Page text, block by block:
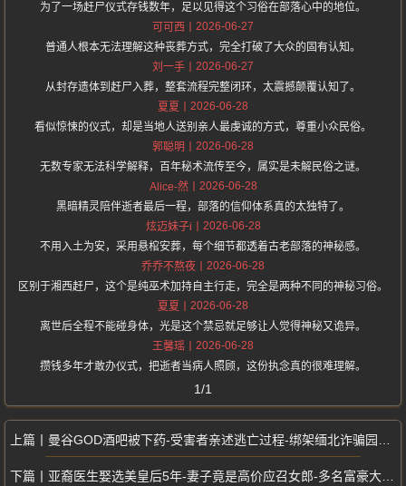
为了一场赶尸仪式存钱数年，足以见得这个习俗在部落心中的地位。
可可西
2026-06-27
普通人根本无法理解这种丧葬方式，完全打破了大众的固有认知。
刘一手
2026-06-27
从封存遗体到赶尸入葬，整套流程完整闭环，太震撼颠覆认知了。
夏夏
2026-06-28
看似惊悚的仪式，却是当地人送别亲人最虔诚的方式，尊重小众民俗。
郭聪明
2026-06-28
无数专家无法科学解释，百年秘术流传至今，属实是未解民俗之谜。
Alice-然
2026-06-28
黑暗精灵陪伴逝者最后一程，部落的信仰体系真的太独特了。
炫迈妹子i
2026-06-28
不用入土为安，采用悬棺安葬，每个细节都透着古老部落的神秘感。
乔乔不熬夜
2026-06-28
区别于湘西赶尸，这个是纯巫术加持自主行走，完全是两种不同的神秘习俗。
夏夏
2026-06-28
离世后全程不能碰身体，光是这个禁忌就足够让人觉得神秘又诡异。
王馨瑶
2026-06-28
攒钱多年才敢办仪式，把逝者当病人照顾，这份执念真的很难理解。
1/1
曼谷GOD酒吧被下药-受害者亲述逃亡过程-绑架缅北诈骗园区真实经历
亚裔医生娶选美皇后5年-妻子竟是高价应召女郎-多名富豪大佬牵涉其中